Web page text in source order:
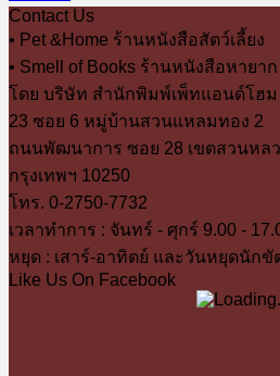
125.00 ฿.
Contact Us
• Pet &Home ร้านหนังสือสัตว์เลี้ยง
• Smell of Books ร้านหนังสือหายาก
โดย บริษัท สำนักพิมพ์เพ็ทแอนด์โฮม
23 ซอย 6 หมู่บ้านสวนแหลมทอง 2
ถนนพัฒนาการ ซอย 28 เขตสวนหล
กรุงเทพฯ 10250
โทร. 0-2750-7732
เวลาทำการ : จันทร์ - ศุกร์ 9.00 -
หยุด : เสาร์-อาทิตย์ และวันหยุดนักขั
Like Us On Facebook